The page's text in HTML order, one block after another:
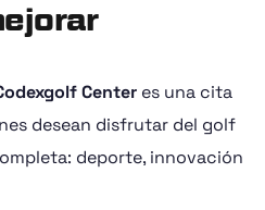
Center es una cita
desean disfrutar del golf
deporte, innovación